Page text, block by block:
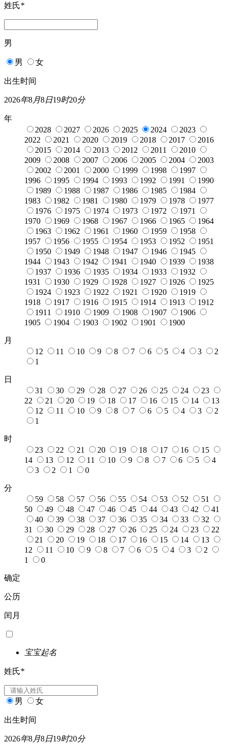
姓氏*
男
男 女
出生时间
2026年8月8日19时20分
年
2028
2027 2026 2025 2024
2023
2022
2021 2020 2019 2018 2017
2016
2015
2014 2013 2012 2011
2010
2009
2008 2007 2006 2005 2004
2003
2002
2001 2000 1999 1998
1997
1996
1995 1994 1993 1992 1991
1990
1989
1988 1987 1986 1985
1984
1983
1982 1981 1980 1979 1978
1977
1976
1975 1974 1973 1972
1971
1970
1969 1968 1967 1966 1965
1964
1963
1962 1961 1960 1959
1958
1957
1956 1955 1954 1953 1952
1951
1950
1949 1948 1947 1946
1945
1944
1943 1942 1941 1940 1939
1938
1937
1936 1935 1934 1933
1932
1931
1930 1929 1928 1927 1926
1925
1924
1923 1922 1921 1920
1919
1918
1917 1916 1915 1914 1913
1912
1911
1910 1909 1908 1907
1906
1905
1904 1903 1902 1901 1900
月
12
11 10 9 8 7 6 5 4 3
2
1
日
31
30 29 28 27 26 25 24
23
22
21 20 19 18 17 16 15 14
13
12
11 10 9 8 7 6 5 4 3
2
1
时
23
22 21 20 19 18 17 16
15
14
13 12 11 10 9 8 7 6 5
4
3
2 1 0
分
59
58 57 56 55 54 53 52
51
50
49 48 47 46 45 44 43 42
41
40
39 38 37 36 35 34 33
32
31
30 29 28 27 26 25 24 23
22
21
20 19 18 17 16 15 14
13
12
11 10 9 8 7 6 5 4 3
2
1
0
确定
公历
闰月
宝宝起名
姓氏*
男 女
出生时间
2026年8月8日19时20分